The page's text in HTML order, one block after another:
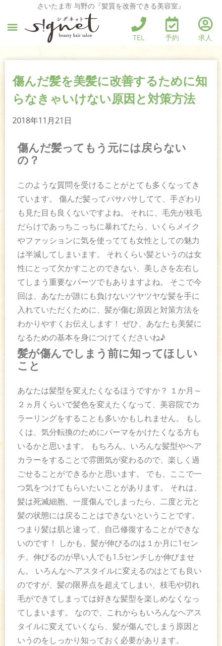
さいたま市 与野の『髪質を改善できる美容室』
TEL 予約 求人
傷んだ髪を美髪に改善するために知
らなきゃいけない原因と対策方法
2018年11月21日
傷んだ髪ってもう元には戻らない
の？
このような質問を受けることがとても多くなってき
ています。 傷んだ髪ってパサパサしてて、手ざわり
も見た目も良くないですよね。 それに、毛先が枝毛
だらけであっちこっちに暴れてたら、いくらメイク
やファッションに気を使ってても女性としての魅力
は半減してしまいます。 それくらい髪というのは女
性にとって欠かすことのできない、美しさを左右し
てしまう重要なパーツでもありますよね。 そこで今
回は、あなたが誰にも負けないツヤツヤな髪を手に
入れていただくために、髪が傷む原因と対策方法を
わかりやすくお伝えします！ ぜひ、あなたも美髪に
なるための基本を身につけてくださいね♪
髪が傷んでしまう前に知ってほしい
こと
あなたは髪型を変えたくなるほうですか？ １か月～
２ヵ月くらいで髪色を変えたくなって、美容院でカ
ラーリングをすることも多いかもしれません。 もし
くは、気分転換のためにパーマをかけたくなる方も
いるかと思います。 もちろん、いろんな髪型やヘア
カラーをすることで雰囲気が変わるので、楽しく過
ごせることができるかと思います。 でも、ここで一
つ気をつけてもらいたいことがあります。 それは、
髪は死滅細胞、一度傷んでしまったら、二度と元と
髪の状態には戻ることはできないということです。
つまり髪は肌と違って、自己修復することができな
いのです！ しかも、髪が伸びるのは１か月に1セン
チ。伸びるのが早い人でも1.5センチしか伸びませ
ん。 いろんなヘアスタイルに変えるのはとても良い
のですが、髪の限界点を超えてしまい、枝毛や切れ
毛ができてしまっては好きな髪型を楽しめなくなっ
てしまいます。 なので、これからもいろんなヘアス
タイルに変えていくなら、髪が傷んでしまう原因と
いうのをしっかり知っておく必要があります。